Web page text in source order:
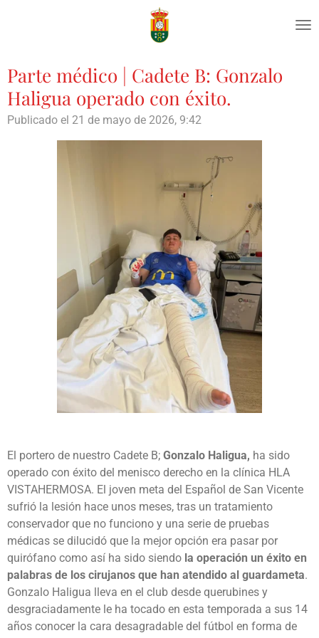
Parte médico | Cadete B: Gonzalo
Haligua operado con éxito.
Publicado el 21 de mayo de 2026, 9:42
El portero de nuestro Cadete B; Gonzalo Haligua, ha sido
operado con éxito del menisco derecho en la clínica HLA
VISTAHERMOSA. El joven meta del Español de San Vicente
sufrió la lesión hace unos meses, tras un tratamiento
conservador que no funciono y una serie de pruebas
médicas se dilucidó que la mejor opción era pasar por
quirófano como así ha sido siendo la operación un éxito en
palabras de los cirujanos que han atendido al guardameta.
Gonzalo Haligua lleva en el club desde querubines y
desgraciadamente le ha tocado en esta temporada a sus 14
años conocer la cara desagradable del fútbol en forma de